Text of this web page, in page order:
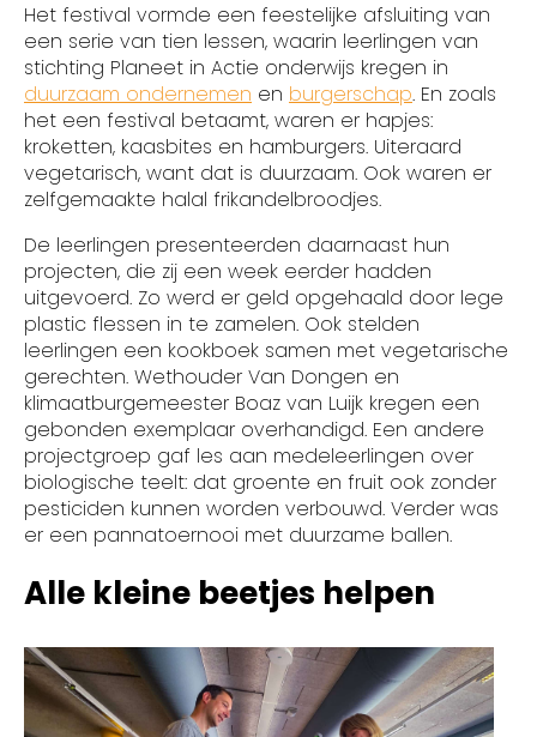
Het festival vormde een feestelijke afsluiting van
een serie van tien lessen, waarin leerlingen van
stichting Planeet in Actie onderwijs kregen in
duurzaam ondernemen en burgerschap. En zoals
het een festival betaamt, waren er hapjes:
kroketten, kaasbites en hamburgers. Uiteraard
vegetarisch, want dat is duurzaam. Ook waren er
zelfgemaakte halal frikandelbroodjes.
De leerlingen presenteerden daarnaast hun
projecten, die zij een week eerder hadden
uitgevoerd. Zo werd er geld opgehaald door lege
plastic flessen in te zamelen. Ook stelden
leerlingen een kookboek samen met vegetarische
gerechten. Wethouder Van Dongen en
klimaatburgemeester Boaz van Luijk kregen een
gebonden exemplaar overhandigd. Een andere
projectgroep gaf les aan medeleerlingen over
biologische teelt: dat groente en fruit ook zonder
pesticiden kunnen worden verbouwd. Verder was
er een pannatoernooi met duurzame ballen.
Alle kleine beetjes helpen